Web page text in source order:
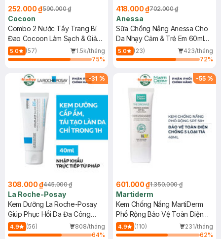
252.000 ₫590.000 ₫
Cocoon
Combo 2 Nước Tẩy Trang Bí
Đao Cocoon Làm Sạch & Giảm
Dầu 500ml
5.0 (57)
1.5k/tháng
75%
418.000 ₫702.000 ₫
Anessa
Sữa Chống Nắng Anessa Cho
Da Nhạy Cảm & Trẻ Em 60ml
(Mới)
5.0 (23)
423/tháng
72%
-31 %
308.000 ₫445.000 ₫
La Roche-Posay
Kem Dưỡng La Roche-Posay
Giúp Phục Hồi Da Đa Công
Dụng 40ml
4.9 (56)
808/tháng
64%
-55 %
601.000 ₫1.350.000 ₫
Martiderm
Kem Chống Nắng MartiDerm
Phổ Rộng Bảo Vệ Toàn Diện
40ml
4.9 (110)
231/tháng
62%